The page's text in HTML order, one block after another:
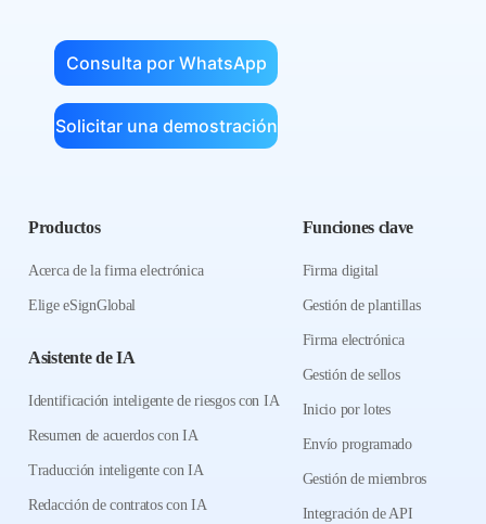
Consulta por WhatsApp
Solicitar una demostración
Productos
Acerca de la firma electrónica
Elige eSignGlobal
Asistente de IA
Identificación inteligente de riesgos con IA
Resumen de acuerdos con IA
Traducción inteligente con IA
Redacción de contratos con IA
Funciones clave
Firma digital
Gestión de plantillas
Firma electrónica
Gestión de sellos
Inicio por lotes
Envío programado
Gestión de miembros
Integración de API